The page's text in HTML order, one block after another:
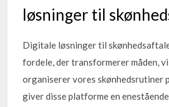
løsninger til
Digitale løsninger til
fordele, der transformerer måden,
organiserer vores skønhedsrutiner
giver disse platforme en